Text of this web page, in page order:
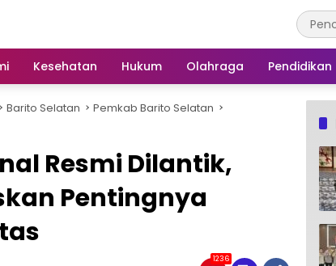
Kesehatan Hukum Olahraga Pendidikan
Barito Selatan Pemkab Barito Selatan
Resmi Dilantik,
Pentingnya
1236